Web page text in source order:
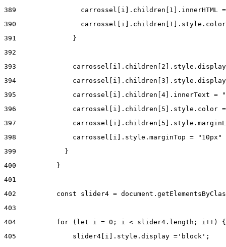
389
carrossel[i].children[1].innerHTML
390
391
              }
392
393
394
395
carrossel[i].children[4].innerText =
396
carrossel[i].children[5].style.color
397
398
              carrossel[i].style.marginTop = "10px"
399
            }
400
          }
401
402
const slider4 =
403
404
for (let i = 0; i < slider4.length; i++)
405
              slider4[i].style.display ='block';